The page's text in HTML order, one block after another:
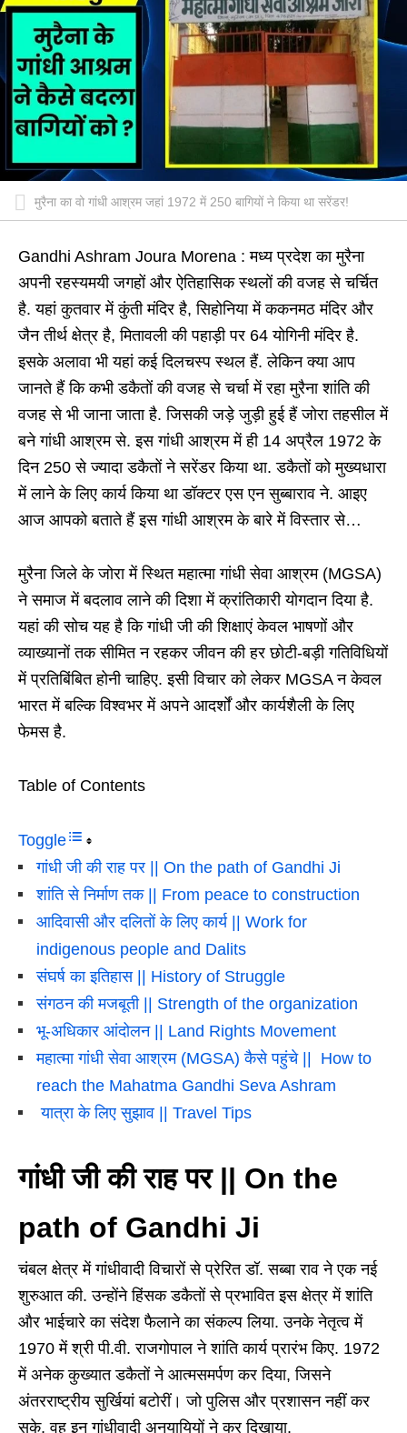
मुरैना का वो गांधी आश्रम जहां 1972 में 250 बागियों ने किया था सरेंडर!
Gandhi Ashram Joura Morena : मध्य प्रदेश का मुरैना
अपनी रहस्यमयी जगहों और ऐतिहासिक स्थलों की वजह से चर्चित
है. यहां कुतवार में कुंती मंदिर है, सिहोनिया में ककनमठ मंदिर और
जैन तीर्थ क्षेत्र है, मितावली की पहाड़ी पर 64 योगिनी मंदिर है.
इसके अलावा भी यहां कई दिलचस्प स्थल हैं. लेकिन क्या आप
जानते हैं कि कभी डकैतों की वजह से चर्चा में रहा मुरैना शांति की
वजह से भी जाना जाता है. जिसकी जड़े जुड़ी हुई हैं जोरा तहसील में
बने गांधी आश्रम से. इस गांधी आश्रम में ही 14 अप्रैल 1972 के
दिन 250 से ज्यादा डकैतों ने सरेंडर किया था. डकैतों को मुख्यधारा
में लाने के लिए कार्य किया था डॉक्टर एस एन सुब्बाराव ने. आइए
आज आपको बताते हैं इस गांधी आश्रम के बारे में विस्तार से…
मुरैना जिले के जोरा में स्थित महात्मा गांधी सेवा आश्रम (MGSA)
ने समाज में बदलाव लाने की दिशा में क्रांतिकारी योगदान दिया है.
यहां की सोच यह है कि गांधी जी की शिक्षाएं केवल भाषणों और
व्याख्यानों तक सीमित न रहकर जीवन की हर छोटी-बड़ी गतिविधियों
में प्रतिबिंबित होनी चाहिए. इसी विचार को लेकर MGSA न केवल
भारत में बल्कि विश्वभर में अपने आदर्शों और कार्यशैली के लिए
फेमस है.
Table of Contents
Toggle
गांधी जी की राह पर || On the path of Gandhi Ji
शांति से निर्माण तक || From peace to construction
आदिवासी और दलितों के लिए कार्य || Work for
indigenous people and Dalits
संघर्ष का इतिहास || History of Struggle
संगठन की मजबूती || Strength of the organization
भू-अधिकार आंदोलन || Land Rights Movement
महात्मा गांधी सेवा आश्रम (MGSA) कैसे पहुंचे || How to
reach the Mahatma Gandhi Seva Ashram
यात्रा के लिए सुझाव || Travel Tips
गांधी जी की राह पर || On the
path of Gandhi Ji
चंबल क्षेत्र में गांधीवादी विचारों से प्रेरित डॉ. सब्बा राव ने एक नई
शुरुआत की. उन्होंने हिंसक डकैतों से प्रभावित इस क्षेत्र में शांति
और भाईचारे का संदेश फैलाने का संकल्प लिया. उनके नेतृत्व में
1970 में श्री पी.वी. राजगोपाल ने शांति कार्य प्रारंभ किए. 1972
में अनेक कुख्यात डकैतों ने आत्मसमर्पण कर दिया, जिसने
अंतरराष्ट्रीय सुर्खियां बटोरीं। जो पुलिस और प्रशासन नहीं कर
सके, वह इन गांधीवादी अनुयायियों ने कर दिखाया.